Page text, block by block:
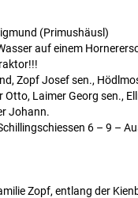
(Primushäusl)
auf einem
Zopf Josef sen.,
Laimer Georg sen.,
Johann.
6 – 9 –
Zopf, entlang der